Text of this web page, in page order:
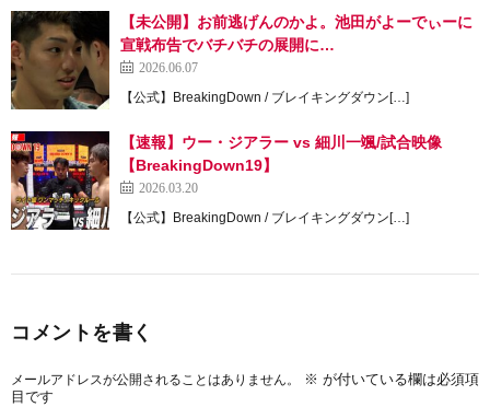
【未公開】お前逃げんのかよ。池田がよーでぃーに
宣戦布告でバチバチの展開に…
2026.06.07
【公式】BreakingDown / ブレイキングダウン[…]
【速報】ウー・ジアラー vs 細川一颯/試合映像
【BreakingDown19】
2026.03.20
【公式】BreakingDown / ブレイキングダウン[…]
コメントを書く
メールアドレスが公開されることはありません。 ※ が付いている欄は必須項
目です